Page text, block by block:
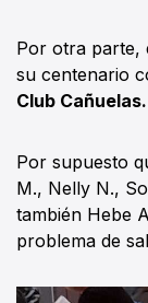
Por otra parte,
su centenario
Club Cañuelas.
Por supuesto
M., Nelly N.,
también Hebe
problema de